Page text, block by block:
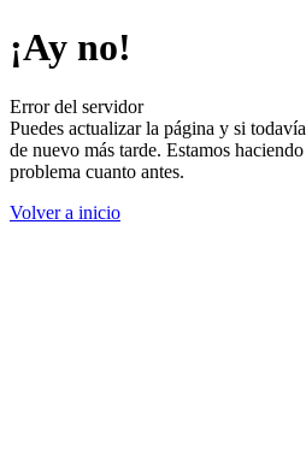
¡Ay no!
Error del servidor
Puedes actualizar la página y si
de nuevo más tarde. Estamos
problema cuanto antes.
Volver a inicio